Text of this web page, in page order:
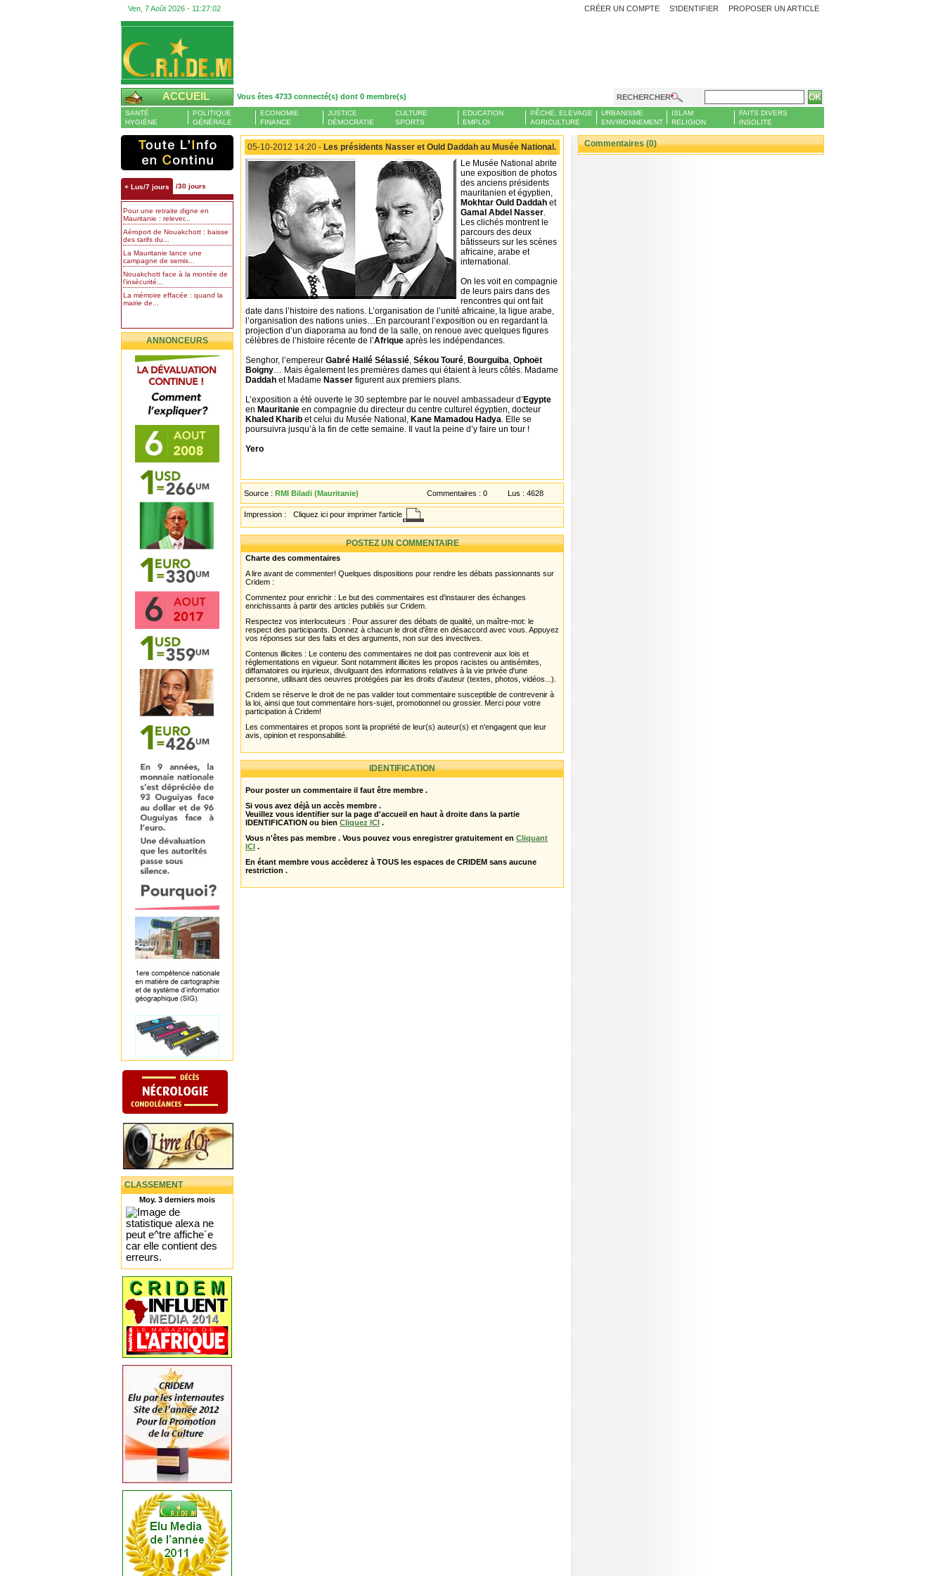
Ven, 7 Août 2026 - 11:27:03 PROPOSER UN ARTICLE
CRÉER UN COMPTE S'IDENTIFIER
ACCUEIL Vous êtes 4733 connecté(s) dont 0 membre(s) RECHERCHER
SANTÉ
HYGIÈNE
POLITIQUE
GÉNÉRALE
ECONOMIE
FINANCE
JUSTICE
DÉMOCRATIE
CULTURE
SPORTS
EDUCATION
EMPLOI
PÊCHE, ELEVAGE
AGRICULTURE
URBANISME
ENVIRONNEMENT
ISLAM
RELIGION
FAITS DIVERS
INSOLITE
+ Lus/7 jours /30 jours
Pour une retraite digne en
Mauritanie : relever...
Aéroport de Nouakchott : baisse
des tarifs du...
La Mauritanie lance une
campagne de semis...
Nouakchott face à la montée de
l’insécurité...
La mémoire effacée : quand la
mairie de...
ANNONCEURS
CLASSEMENT
Moy. 3 derniers mois
05-10-2012 14:20 - Les présidents Nasser et Ould Daddah au Musée National.
Le Musée National abrite
une exposition de photos
des anciens présidents
mauritanien et égyptien,
Mokhtar Ould Daddah et
Gamal Abdel Nasser.
Les clichés montrent le
parcours des deux
bâtisseurs sur les scènes
africaine, arabe et
international.
On les voit en compagnie
de leurs pairs dans des
rencontres qui ont fait
date dans l’histoire des nations. L’organisation de l’unité africaine, la ligue arabe,
l’organisation des nations unies…En parcourant l’exposition ou en regardant la
projection d’un diaporama au fond de la salle, on renoue avec quelques figures
célèbres de l’histoire récente de l’Afrique après les indépendances.
Senghor, l’empereur Gabré Hailé Sélassié, Sékou Touré, Bourguiba, Ophoët
Boigny… Mais également les premières dames qui étaient à leurs côtés. Madame
Daddah et Madame Nasser figurent aux premiers plans.
L’exposition a été ouverte le 30 septembre par le nouvel ambassadeur d’ Egypte
en Mauritanie en compagnie du directeur du centre culturel égyptien, docteur
Khaled Kharib et celui du Musée National, Kane Mamadou Hadya. Elle se
poursuivra jusqu’à la fin de cette semaine. Il vaut la peine d’y faire un tour !
Yero
Source : RMI Biladi (Mauritanie) Commentaires : 0 Lus : 4628
Impression : Cliquez ici pour imprimer l'article
POSTEZ UN COMMENTAIRE
Charte des commentaires
A lire avant de commenter! Quelques dispositions pour rendre les débats passionnants sur
Cridem :
Commentez pour enrichir : Le but des commentaires est d'instaurer des échanges
enrichissants à partir des articles publiés sur Cridem.
Respectez vos interlocuteurs : Pour assurer des débats de qualité, un maître-mot: le
respect des participants. Donnez à chacun le droit d'être en désaccord avec vous. Appuyez
vos réponses sur des faits et des arguments, non sur des invectives.
Contenus illicites : Le contenu des commentaires ne doit pas contrevenir aux lois et
réglementations en vigueur. Sont notamment illicites les propos racistes ou antisémites,
diffamatoires ou injurieux, divulguant des informations relatives à la vie privée d'une
personne, utilisant des oeuvres protégées par les droits d'auteur (textes, photos, vidéos...).
Cridem se réserve le droit de ne pas valider tout commentaire susceptible de contrevenir à
la loi, ainsi que tout commentaire hors-sujet, promotionnel ou grossier. Merci pour votre
participation à Cridem!
Les commentaires et propos sont la propriété de leur(s) auteur(s) et n'engagent que leur
avis, opinion et responsabilité.
IDENTIFICATION
Pour poster un commentaire il faut être membre .
Si vous avez déjà un accès membre .
Veuillez vous identifier sur la page d'accueil en haut à droite dans la partie
IDENTIFICATION ou bien Cliquez ICI .
Vous n'êtes pas membre . Vous pouvez vous enregistrer gratuitement en Cliquant
ICI .
En étant membre vous accèderez à TOUS les espaces de CRIDEM sans aucune
restriction .
Commentaires (0)